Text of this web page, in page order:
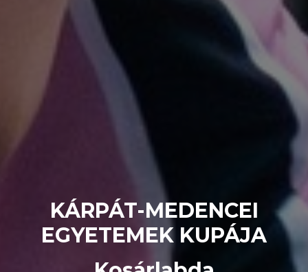
KÁRPÁT-MEDENCEI
EGYETEMEK KUPÁJA